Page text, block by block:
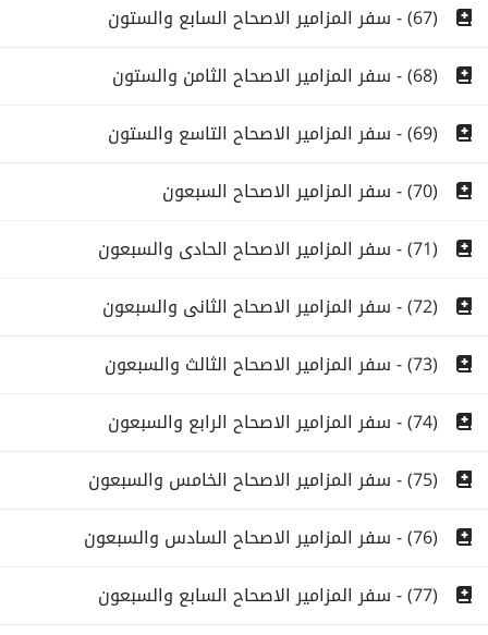
(67) - سفر المزامير الاصحاح السابع والستون
(68) - سفر المزامير الاصحاح الثامن والستون
(69) - سفر المزامير الاصحاح التاسع والستون
(70) - سفر المزامير الاصحاح السبعون
(71) - سفر المزامير الاصحاح الحادى والسبعون
(72) - سفر المزامير الاصحاح الثانى والسبعون
(73) - سفر المزامير الاصحاح الثالث والسبعون
(74) - سفر المزامير الاصحاح الرابع والسبعون
(75) - سفر المزامير الاصحاح الخامس والسبعون
(76) - سفر المزامير الاصحاح السادس والسبعون
(77) - سفر المزامير الاصحاح السابع والسبعون